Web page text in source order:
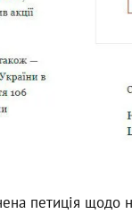
петиція щодо